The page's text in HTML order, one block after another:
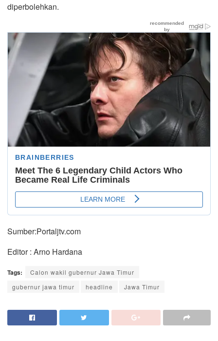
diperbolehkan.
Sumber:Portaljtv.com
Editor : Arno Hardana
Tags:
Calon wakil gubernur Jawa Timur
gubernur jawa timur
headline Jawa Timur